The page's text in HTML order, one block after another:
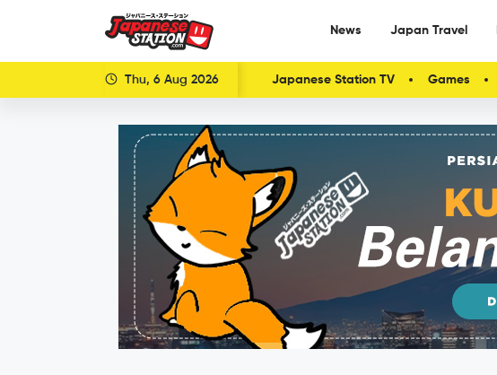
News Japan Travel
Thu, 6 Aug 2026 Japanese Station TV Games